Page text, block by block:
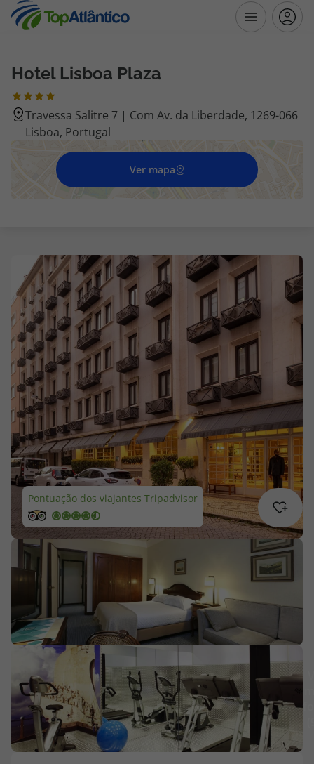
Destinos
Voos
Hotéis
Voos + Hotel
Disneyland ® Paris
Escapadinhas
Cruzeiros
Promoções
Especialistas
Cheque Viagem
Rede de Lojas
Blog TopViagens
Área de Cliente
Agências
Contactos
Apoio ao cliente em Portugal
218 925 471
Hotel Lisboa Plaza
Travessa Salitre 7 | Com Av. da Liberdade, 1269-066
Lisboa, Portugal
Ver mapa
Pontuação dos viajantes Tripadvisor